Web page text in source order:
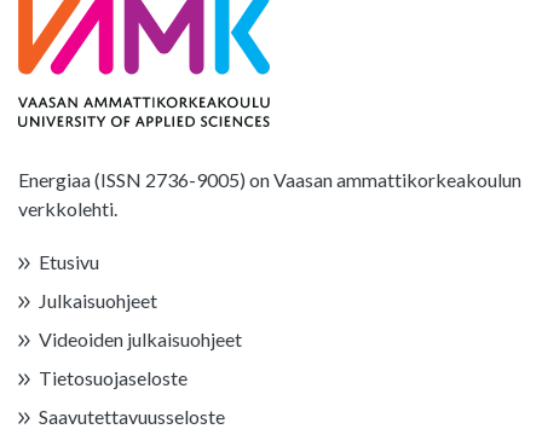
Energiaa (ISSN 2736-9005) on Vaasan ammattikorkeakoulun
verkkolehti.
Etusivu
Julkaisuohjeet
Videoiden julkaisuohjeet
Tietosuojaseloste
Saavutettavuusseloste